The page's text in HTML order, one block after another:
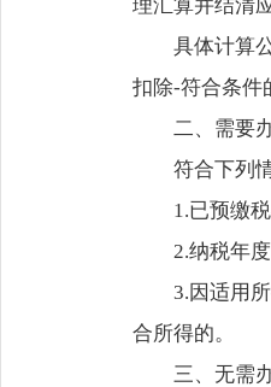
理汇算并结清
具体计算
扣除-符合条件
二、需要
符合下列
1.已预缴
2.纳税年
3.因适用
合所得的。
三、无需